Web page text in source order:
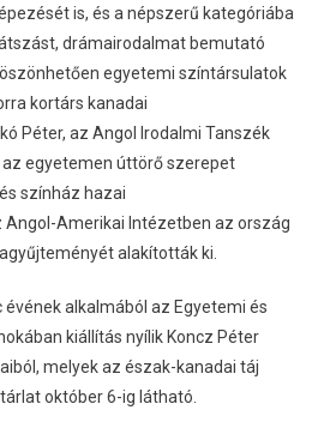
is, és a népszerű kategóriába
drámairodalmat bemutató
egyetemi színtársulatok
kortárs kanadai
Péter, az Angol Irodalmi Tanszék
egyetemen úttörő szerepet
színház hazai
Amerikai Intézetben az ország
alakították ki.
alkalmából az Egyetemi és
kiállítás nyílik Koncz Péter
melyek az észak-kanadai táj
október 6-ig látható.